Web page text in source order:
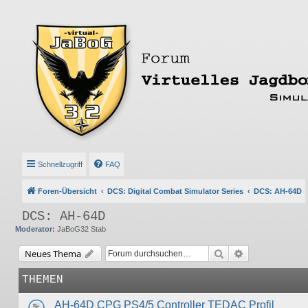
Schnellzugriff FAQ
Foren-Übersicht DCS: Digital Combat Simulator Series DCS: AH-64D
DCS: AH-64D
Moderator: JaBoG32 Stab
Neues Thema Suche
THEMEN
AH-64D CPG PS4/5 Controller TEDAC Profil